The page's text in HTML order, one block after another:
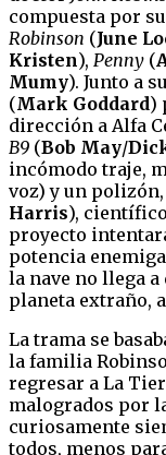
compuesta por
Robinson (June
Kristen), Penny (
Mumy). Junto a
(Mark Goddard)
dirección a Alfa
B9 (Bob May/
incómodo traje,
voz) y un polizón,
Harris),
proyecto
potencia
la nave no llega
planeta extraño,
La trama se
la familia
regresar a La
malogrados por
curiosamente
todos, menos